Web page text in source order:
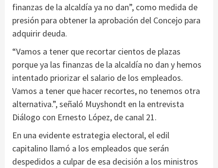
finanzas de la alcaldía ya no dan”, como medida de
presión para obtener la aprobación del Concejo para
adquirir deuda.
“Vamos a tener que recortar cientos de plazas
porque ya las finanzas de la alcaldía no dan y hemos
intentado priorizar el salario de los empleados.
Vamos a tener que hacer recortes, no tenemos otra
alternativa.”, señaló Muyshondt en la entrevista
Diálogo con Ernesto López, de canal 21.
En una evidente estrategia electoral, el edil
capitalino llamó a los empleados que serán
despedidos a culpar de esa decisión a los ministros